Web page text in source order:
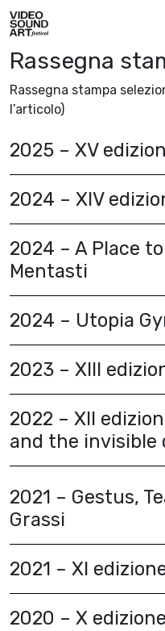
Vai al contenuto
Video Sound Art
Rassegna
Rassegna stampa
l’articolo)
2025 – XV
2024 – XIV
2024 – A Place
Mentasti
2024 – Utopia
2023 – XIII
2022 – XII
and the invisible
2021 – Gestus,
Grassi
2021 – XI
2020 – X